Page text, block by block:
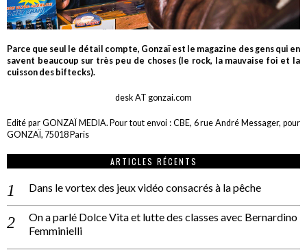
Parce que seul le détail compte, Gonzaï est le magazine des gens qui en
savent beaucoup sur très peu de choses (le rock, la mauvaise foi et la
cuisson des biftecks).
desk AT gonzai.com
Edité par GONZAÏ MEDIA. Pour tout envoi : CBE, 6 rue André Messager, pour
GONZAÏ, 75018 Paris
ARTICLES RÉCENTS
Dans le vortex des jeux vidéo consacrés à la pêche
On a parlé Dolce Vita et lutte des classes avec Bernardino
Femminielli